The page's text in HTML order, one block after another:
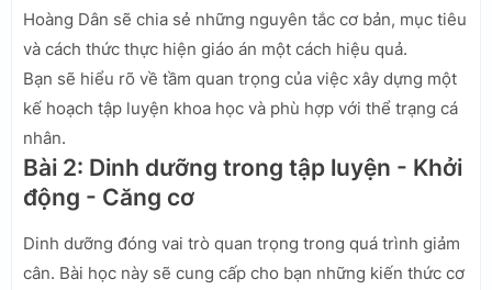
Hoàng Dân sẽ chia sẻ những nguyên tắc cơ bản, mục tiêu
và cách thức thực hiện giáo án một cách hiệu quả.
Bạn sẽ hiểu rõ về tầm quan trọng của việc xây dựng một
kế hoạch tập luyện khoa học và phù hợp với thể trạng cá
nhân.
Bài 2: Dinh dưỡng trong tập luyện - Khởi
động - Căng cơ
Dinh dưỡng đóng vai trò quan trọng trong quá trình giảm
cân. Bài học này sẽ cung cấp cho bạn những kiến thức cơ